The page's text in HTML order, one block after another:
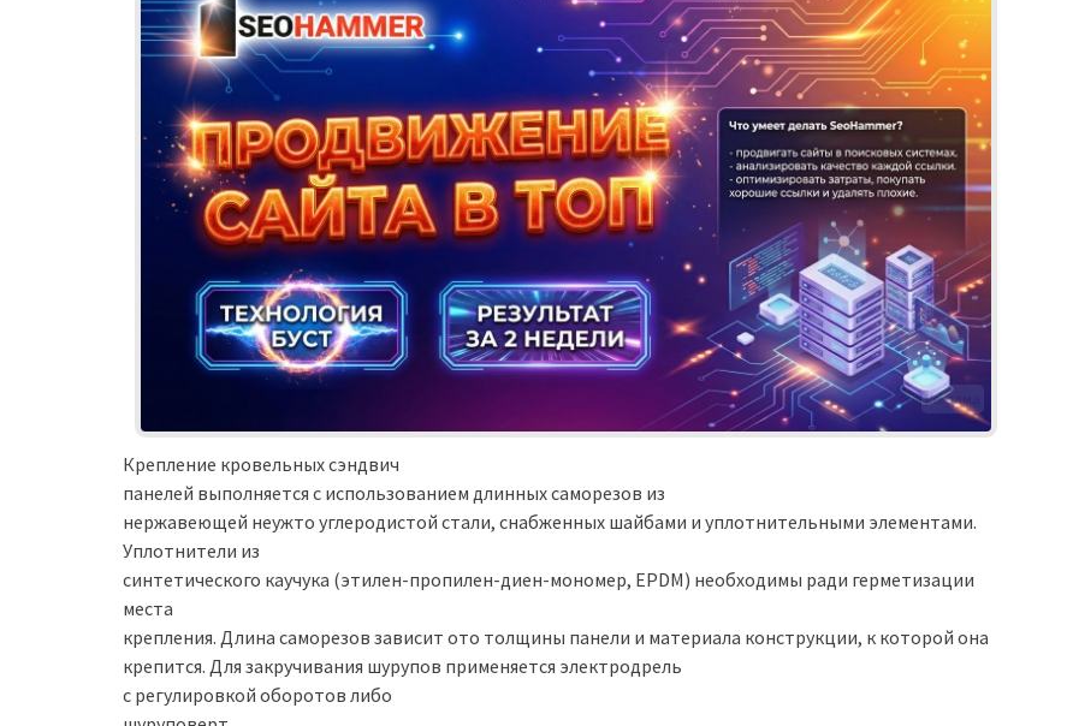
Реклама
Крепление кровельных сэндвич
панелей выполняется с использованием длинных саморезов из
нержавеющей неужто углеродистой стали, снабженных шайбами и уплотнительными элементами.
Уплотнители из
синтетического каучука (этилен-пропилен-диен-мономер, EPDM) необходимы ради герметизации
места
крепления. Длина саморезов зависит ото толщины панели и материала конструкции, к которой она
крепится. Для закручивания шурупов применяется электродрель
с регулировкой оборотов либо